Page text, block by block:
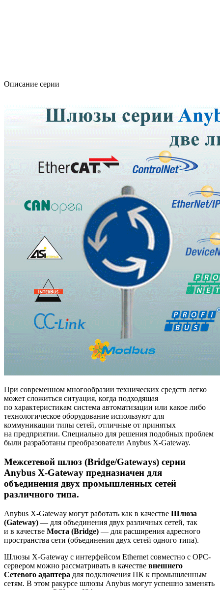
Описание серии
При современном многообразии технических средств легко
может сложиться ситуация, когда подходящая
по характеристикам система автоматизации или какое либо
технологическое оборудование используют для
коммуникации типы сетей, отличные от принятых
на предприятии. Специально для решения подобных проблем
были разработаны преобразователи Anybus X-Gateway.
Межсетевой шлюз (Bridge/Gateways) серии
Anybus X-Gateway предназначен для
объединения двух промышленных сетей
различного типа.
Anybus X-Gateway могут работать как в качестве Шлюза
(Gateway) — для объединения двух различных сетей, так
и в качестве Моста (Bridge) — для расширения адресного
пространства сети (объединения двух сетей одного типа).
Шлюзы X-Gateway с интерфейсом Ethernet совместно с ОРС-
сервером можно рассматривать в качестве внешнего
Cетевого адаптера для подключения ПК к промышленным
сетям. В этом ракурсе шлюзы Anybus могут успешно заменять